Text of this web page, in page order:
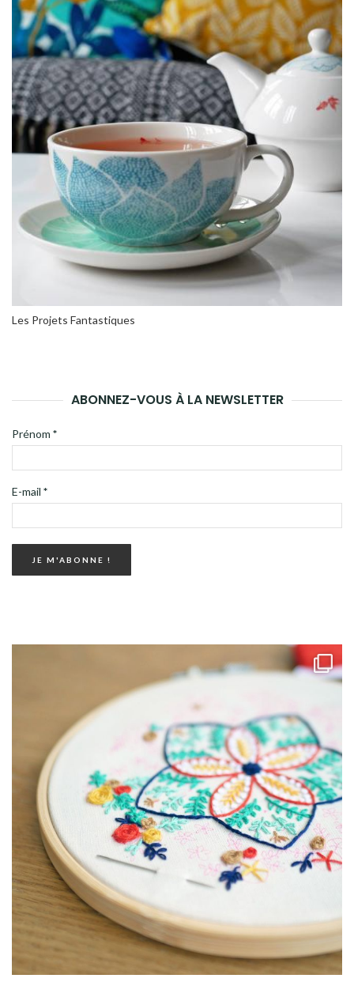
Les Projets Fantastiques
ABONNEZ-VOUS À LA NEWSLETTER
Prénom *
E-mail *